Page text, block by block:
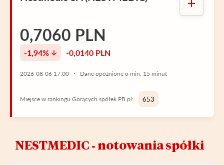
0,7060 PLN
-1,94% -0,0140 PLN
2026-08-06 17:00 Dane opóźnione o min. 15 minut
Miejsce w rankingu Gorących spółek PB.pl: 653
NESTMEDIC ‑ notowania spółki